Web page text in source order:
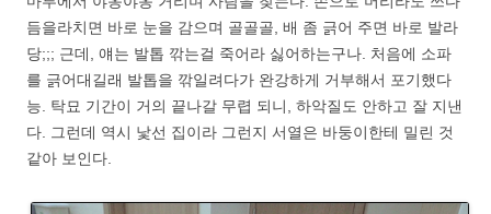
듬을라치면 바로 눈을 감으며 골골골, 배 좀 긁어 주면 바로 발라
당;;; 근데, 얘는 발톱 깎는걸 죽어라 싫어하는구나. 처음에 소파
를 긁어대길래 발톱을 깎일려다가 완강하게 거부해서 포기했다
능. 탁묘 기간이 거의 끝나갈 무렵 되니, 하악질도 안하고 잘 지낸
다. 그런데 역시 낯선 집이라 그런지 서열은 바둥이한테 밀린 것
같아 보인다.